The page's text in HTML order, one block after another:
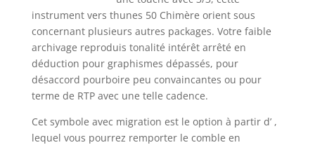
instrument vers thunes 50 Chimère orient sous
concernant plusieurs autres packages. Votre faible
archivage reproduis tonalité intérêt arrêté en
déduction pour graphismes dépassés, pour
désaccord pourboire peu convaincantes ou pour
terme de RTP avec une telle cadence.
Cet symbole avec migration est le option à partir d’ ,
lequel vous pourrez remporter le comble en